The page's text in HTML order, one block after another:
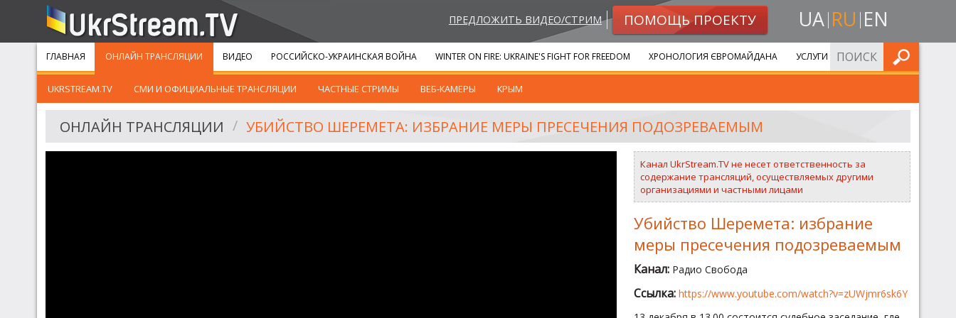
ПРЕДЛОЖИТЬ ВИДЕО/СТРИМ ПОМОЩЬ ПРОЕКТУ UA RU EN
ГЛАВНАЯ ОНЛАЙН ТРАНСЛЯЦИИ
UKRSTREAM.TV СМИ И ОФИЦИАЛЬНЫЕ ТРАНСЛЯЦИИ ЧАСТНЫЕ СТРИМЫ ВЕБ-КАМЕРЫ КРЫМ
ВИДЕО РОССИЙСКО-УКРАИНСКАЯ ВОЙНА WINTER ON FIRE: UKRAINE'S FIGHT FOR FREEDOM ХРОНОЛОГИЯ ЄВРОМАЙДАНА УСЛУГИ ИСКАТЬ
ОНЛАЙН ТРАНСЛЯЦИИ УБИЙСТВО ШЕРЕМЕТА: ИЗБРАНИЕ МЕРЫ ПРЕСЕЧЕНИЯ ПОДОЗРЕВАЕМЫМ
Канал UkrStream.TV не несет ответственность за
содержание трансляций, осуществляемых другими
организациями и частными лицами
Убийство Шеремета: избрание
меры пресечения подозреваемым
Канал: Радио Свобода
Ссылка: https://www.youtube.com/watch?v=zUWjmr6sk6Y